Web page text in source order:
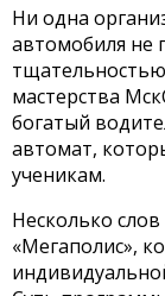
Ни одна
автомобиля не
мастерства
богатый
автомат,
ученикам.
Несколько
«Мегаполис»,